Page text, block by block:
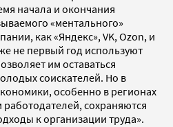
начала и окончания
«ментального»
как «Яндекс», VK, Ozon, и
не первый год используют
им оставаться
соискателей. Но в
особенно в регионах
сохраняются
к организации труда».